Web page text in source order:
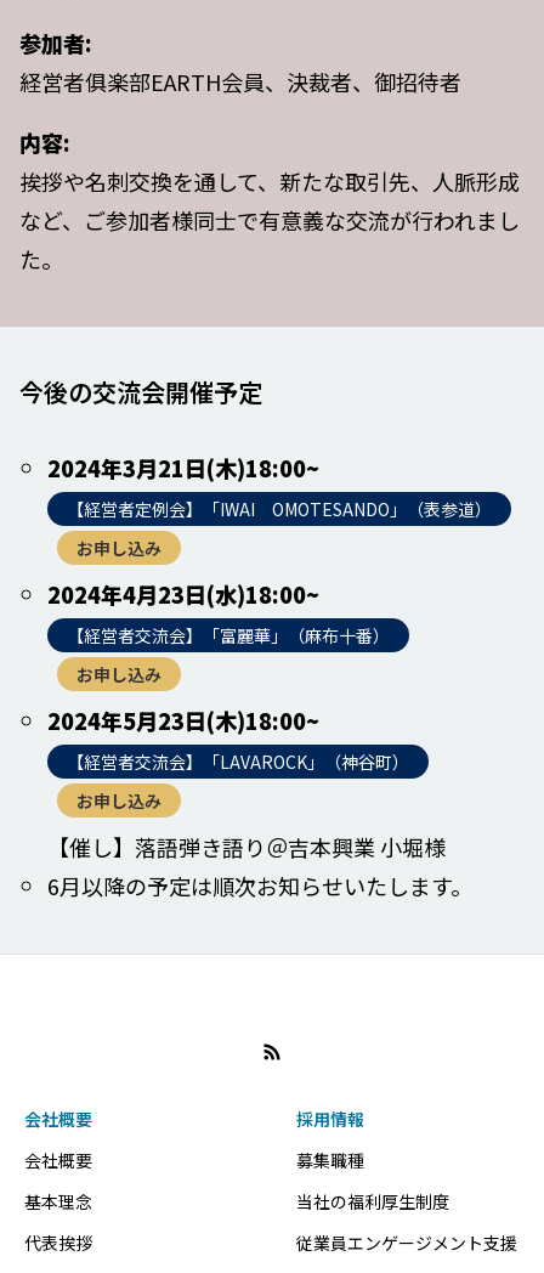
参加者:
経営者俱楽部EARTH会員、決裁者、御招待者
内容:
挨拶や名刺交換を通して、新たな取引先、人脈形成
など、ご参加者様同士で有意義な交流が行われまし
た。
今後の交流会開催予定
2024年3月21日(木)18:00~
【経営者定例会】「IWAI OMOTESANDO」（表参道）
お申し込み
2024年4月23日(水)18:00~
【経営者交流会】「富麗華」（麻布十番）
お申し込み
2024年5月23日(木)18:00~
【経営者交流会】「LAVAROCK」（神谷町）
お申し込み
【催し】落語弾き語り＠吉本興業 小堀様
6月以降の予定は順次お知らせいたします。
会社概要
会社概要
基本理念
代表挨拶
採用情報
募集職種
当社の福利厚生制度
従業員エンゲージメント支援